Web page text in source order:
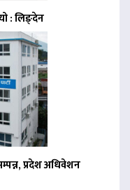
: लिङ्देन
प्रदेश अधिवेशन